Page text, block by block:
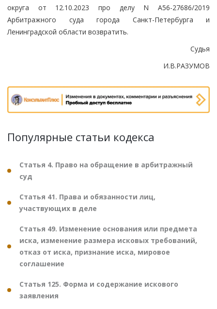
округа от 12.10.2023 про делу N А56-27686/2019
Арбитражного суда города Санкт-Петербурга и
Ленинградской области возвратить.
Судья
И.В.РАЗУМОВ
Популярные статьи кодекса
Статья 4. Право на обращение в арбитражный
суд
Статья 41. Права и обязанности лиц,
участвующих в деле
Статья 49. Изменение основания или предмета
иска, изменение размера исковых требований,
отказ от иска, признание иска, мировое
соглашение
Статья 125. Форма и содержание искового
заявления